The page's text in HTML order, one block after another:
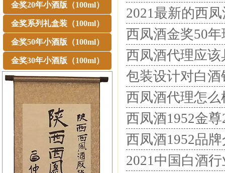
金奖20年小酒版（100ml）
金奖系列礼盒装（100ml）
金奖50年小酒版（100ml）
金奖30年小酒版（100ml）
2021最新的西
西凤酒金奖50
西凤酒代理应
包装设计对白
西凤酒代理怎么
西凤酒1952金
西凤酒1952品
2021中国白酒